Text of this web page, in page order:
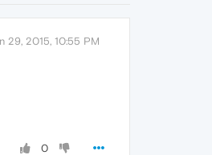
29, 2015, 10:55 PM
0